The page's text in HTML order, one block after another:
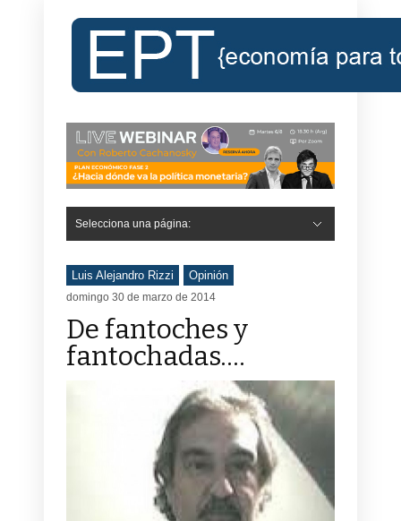
Selecciona una página:
Luis Alejandro Rizzi Opinión
domingo 30 de marzo de 2014
De fantoches y
fantochadas….